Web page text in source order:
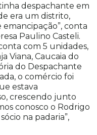
despachante em
era um distrito,
conta
Paulino Casteli.
com 5 unidades,
Viana, Caucaia do
do Despachante
o comércio foi
estava
crescendo junto
conosco o Rodrigo
na padaria”,